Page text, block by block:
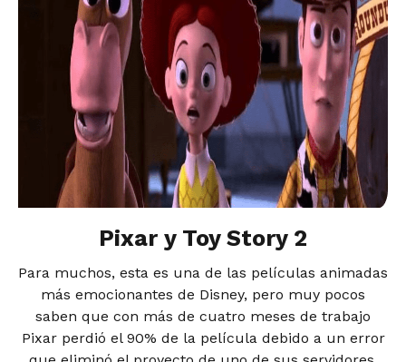
Pixar y Toy Story 2
Para muchos, esta es una de las películas animadas
más emocionantes de Disney, pero muy pocos
saben que con más de cuatro meses de trabajo
Pixar perdió el 90% de la película debido a un error